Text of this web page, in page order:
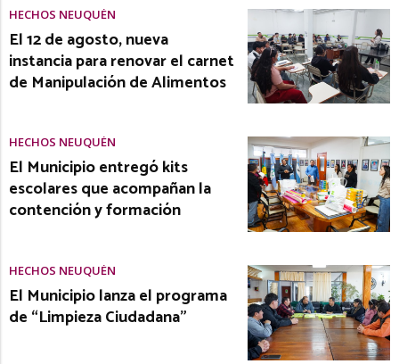
HECHOS NEUQUÉN
El 12 de agosto, nueva
instancia para renovar el carnet
de Manipulación de Alimentos
HECHOS NEUQUÉN
El Municipio entregó kits
escolares que acompañan la
contención y formación
HECHOS NEUQUÉN
El Municipio lanza el programa
de “Limpieza Ciudadana”